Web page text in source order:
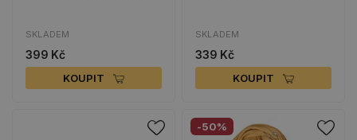
SKLADEM
399 Kč
KOUPIT
SKLADEM
339 Kč
KOUPIT
-50%